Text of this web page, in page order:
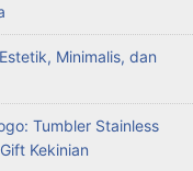
Minimalis, dan
Tumbler Stainless
Kekinian